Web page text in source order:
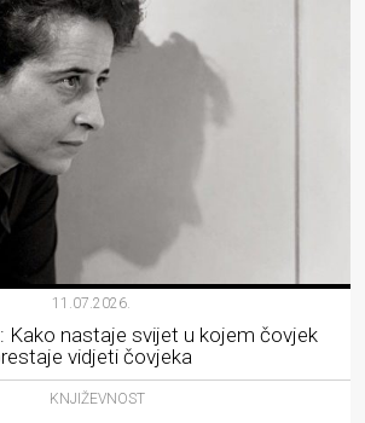
11.07.2026.
Kako nastaje svijet u kojem čovjek
vidjeti čovjeka
KNJIŽEVNOST